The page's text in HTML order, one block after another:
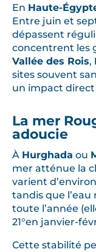
En Haute-
Entre juin et
dépassent
concentrent les
Vallée des Rois,
sites souvent
un impact direct
La mer
adoucie
À Hurghada ou
mer atténue la
varient
tandis que l’eau
toute l’année
21°en janvier-
Cette stabilité